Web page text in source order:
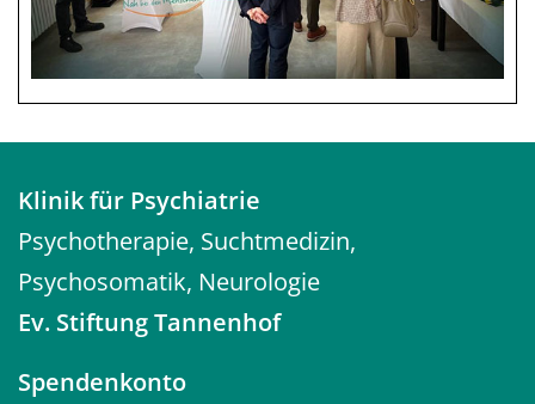
Klinik für Psychiatrie
Psychotherapie, Suchtmedizin,
Psychosomatik, Neurologie
Ev. Stiftung Tannenhof
Spendenkonto